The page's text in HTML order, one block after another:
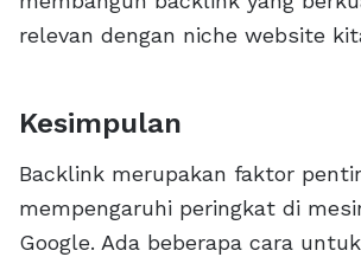
relevan dengan niche website
Kesimpulan
Backlink merupakan faktor
mempengaruhi peringkat di
Google. Ada beberapa cara